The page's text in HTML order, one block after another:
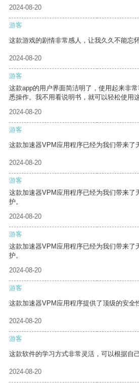
2024-08-20
游客
这款游戏的剧情非常感人，让我久久不能忘怀
2024-08-20
游客
这款app的用户界面简洁明了，使用起来非
悉操作。我不用看说明书，就可以轻松使用这
2024-08-20
游客
这款加速器VPM应用程序已经为我们带来了
2024-08-20
游客
这款加速器VPM应用程序已经为我们带来了
护。
2024-08-20
游客
这款加速器VPM应用程序已经为我们带来了
护。
2024-08-20
游客
这款加速器VPM应用程序提供了顶级的安全
2024-08-20
游客
这款软件的学习方式非常灵活，可以根据自
2024-08-20